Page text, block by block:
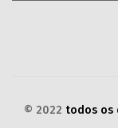
© 2022 todos os